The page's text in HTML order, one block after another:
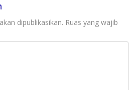
dipublikasikan. Ruas yang wajib